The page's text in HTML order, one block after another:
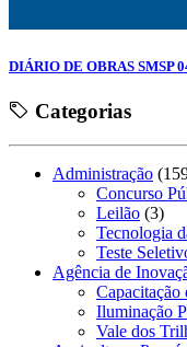
DIÁRIO DE OBRAS SMSP
Categorias
Administração
Concurso
Leilão (3)
Tecnologia
Teste
Agência de
Capacitação
Iluminação
Vale dos